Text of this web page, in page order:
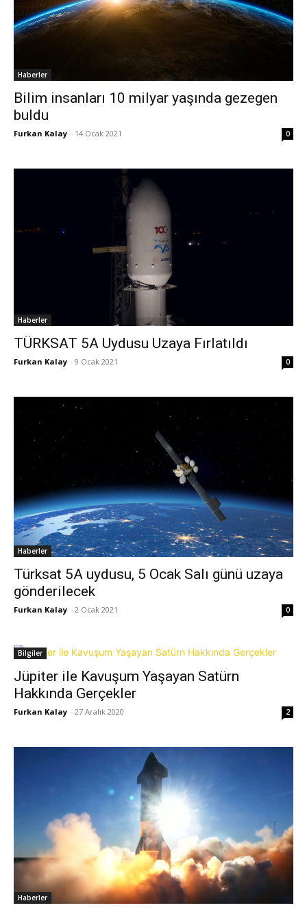
Haberler
Bilim insanları 10 milyar yaşında gezegen
buldu
Furkan Kalay - 14 Ocak 2021 0
Haberler
TÜRKSAT 5A Uydusu Uzaya Fırlatıldı
Furkan Kalay - 9 Ocak 2021 0
Haberler
Türksat 5A uydusu, 5 Ocak Salı günü uzaya
gönderilecek
Furkan Kalay - 2 Ocak 2021 0
Bilgiler
Jüpiter ile Kavuşum Yaşayan Satürn
Hakkında Gerçekler
Furkan Kalay - 27 Aralık 2020 2
Haberler